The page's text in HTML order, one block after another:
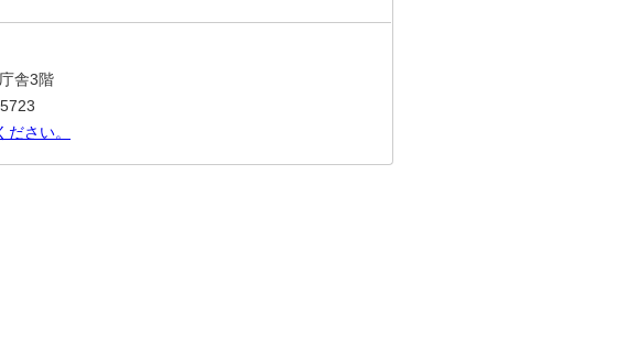
舎3階
さい。